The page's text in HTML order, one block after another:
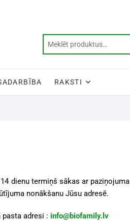
RAKSTI
dienu termiņš sākas ar paziņojuma
nonākšanu Jūsu adresē.
adresi : info@biofamily.lv